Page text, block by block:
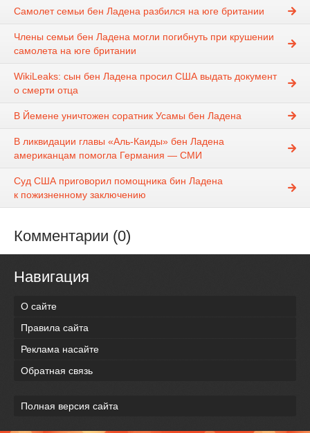
Самолет семьи бен Ладена разбился на юге британии
Члены семьи бен Ладена могли погибнуть при крушении
самолета на юге британии
WikiLeaks: сын бен Ладена просил США выдать документ
о смерти отца
В Йемене уничтожен соратник Усамы бен Ладена
В ликвидации главы «Аль-Каиды» бен Ладена
американцам помогла Германия — СМИ
Суд США приговорил помощника бин Ладена
к пожизненному заключению
Комментарии (0)
Навигация
О сайте
Правила сайта
Реклама насайте
Обратная связь
Полная версия сайта